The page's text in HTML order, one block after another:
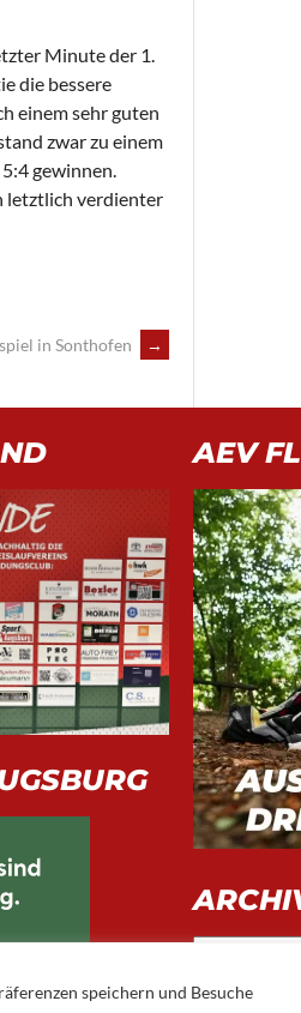
speichern und Besuche
Minute der 1.
die bessere
einem sehr guten
zwar zu einem
gewinnen.
letztlich verdienter
in Sonthofen →
AEV
Archiv